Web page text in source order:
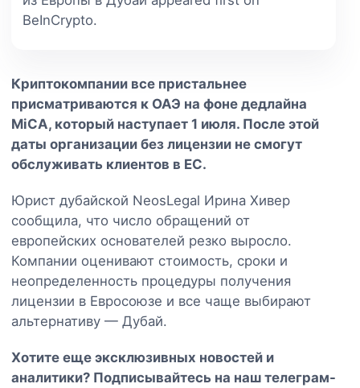
BeInCrypto.
Криптокомпании все пристальнее
присматриваются к ОАЭ на фоне дедлайна
MiCA, который наступает 1 июля. После этой
даты организации без лицензии не смогут
обслуживать клиентов в ЕС.
Юрист дубайской NeosLegal Ирина Хивер
сообщила, что число обращений от
европейских основателей резко выросло.
Компании оценивают стоимость, сроки и
неопределенность процедуры получения
лицензии в Евросоюзе и все чаще выбирают
альтернативу — Дубай.
Хотите еще эксклюзивных новостей и
аналитики? Подписывайтесь на наш телеграм-